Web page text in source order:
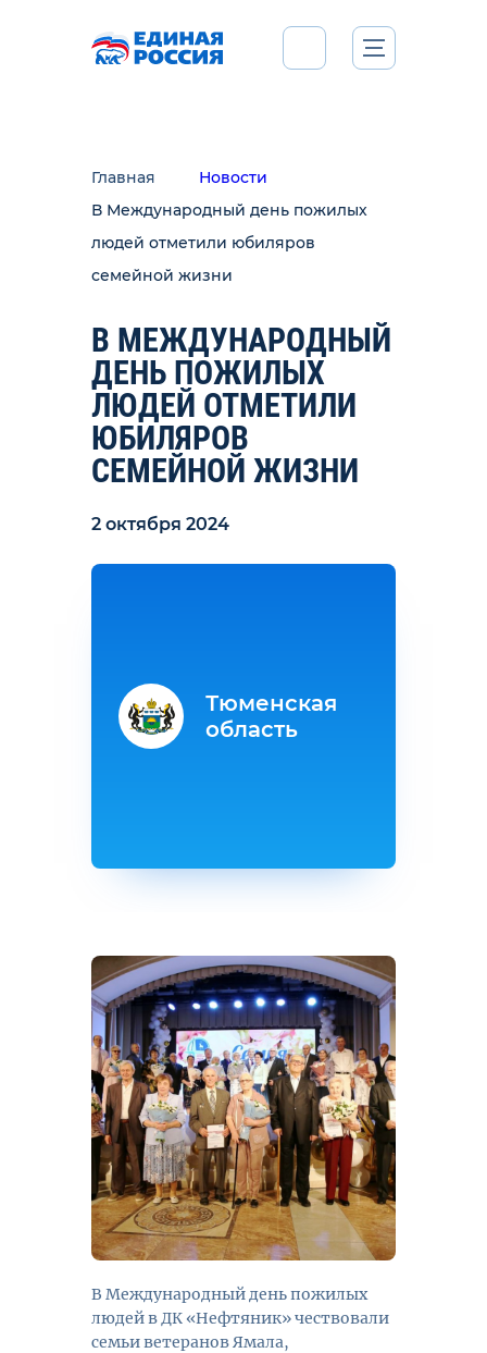
Главная
Новости
В Международный день пожилых
людей отметили юбиляров
семейной жизни
В МЕЖДУНАРОДНЫЙ
ДЕНЬ ПОЖИЛЫХ
ЛЮДЕЙ ОТМЕТИЛИ
ЮБИЛЯРОВ
СЕМЕЙНОЙ ЖИЗНИ
2 октября 2024
В Международный день пожилых
людей в ДК «Нефтяник» чествовали
семьи ветеранов Ямала,
Тюменская
область